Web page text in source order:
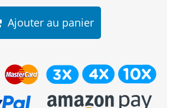
Ajouter au panier